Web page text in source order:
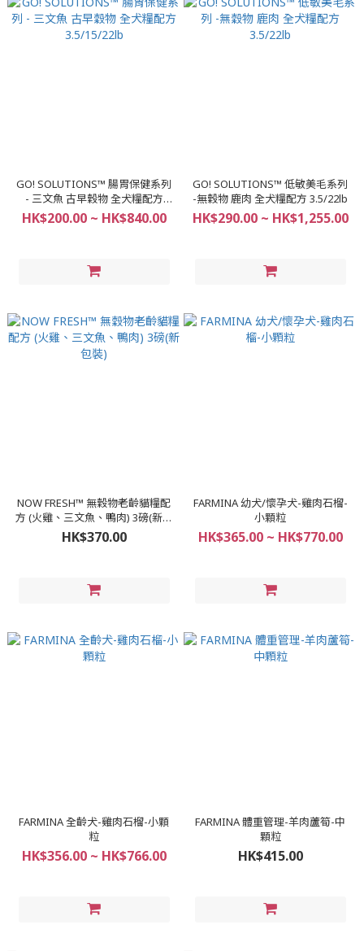
GO! SOLUTIONS™ 腸胃保健系列
- 三文魚 古早穀物 全犬糧配方
3.5/15/22lb
HK$200.00 ~ HK$840.00
GO! SOLUTIONS™ 低敏美毛系列
-無穀物 鹿肉 全犬糧配方 3.5/22lb
HK$290.00 ~ HK$1,255.00
NOW FRESH™ 無穀物老齡貓糧配
方 (火雞、三文魚、鴨肉) 3磅(新包
裝)
HK$370.00
FARMINA 幼犬/懷孕犬-雞肉石榴-
小顆粒
HK$365.00 ~ HK$770.00
FARMINA 全齡犬-雞肉石榴-小顆
粒
HK$356.00 ~ HK$766.00
FARMINA 體重管理-羊肉蘆筍-中
顆粒
HK$415.00